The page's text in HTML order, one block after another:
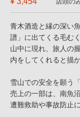
青木酒造と縁の深い
譜」に出てくる毛む
山中に現れ、旅人の
内をしてくれると描
雪山での安全を願う
売上の一部は、南魚
遭難救助や事故防止